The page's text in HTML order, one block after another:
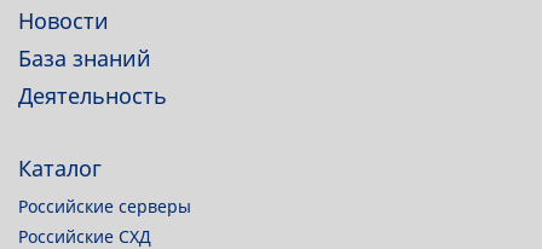
Новости
База знаний
Деятельность
Каталог
Российские серверы
Российские СХД